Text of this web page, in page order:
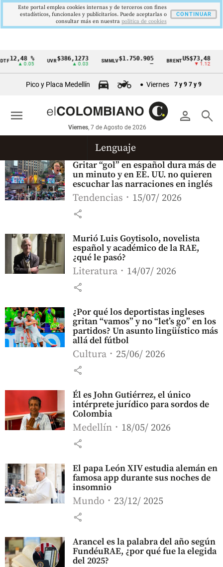
Cintillo
económicos
Colombia
12,48 %
▲ 0.05
UVR$386,1273
▲ 0.03
SMMLV $1.750.905 BRENTUS$73,48
▼ 1.12
Pico y Placa Medellín Viernes 7 y 9 7 y 9
person search
Viernes, 7 de Agosto de 2026
menu
Lenguaje
Gritar “gol” en español dura más de
un minuto y en EE. UU. no quieren
escuchar las narraciones en inglés
Tendencias 15/07/ 2026
share
Murió Luis Goytisolo, novelista
español y académico de la RAE,
¿qué le pasó?
Literatura 14/07/ 2026
share
¿Por qué los deportistas ingleses
gritan “vamos” y no “let’s go” en los
partidos? Un asunto lingüístico más
allá del fútbol
Cultura 25/06/ 2026
share
Él es John Gutiérrez, el único
intérprete jurídico para sordos de
Colombia
Medellín 18/05/ 2026
share
El papa León XIV estudia alemán en
famosa app durante sus noches de
insomnio
Mundo 23/12/ 2025
share
Arancel es la palabra del año según
FundéuRAE, ¿por qué fue la elegida
del 2025?
Este portal emplea cookies internas y de terceros con fines
estadísticos, funcionales y publicitarios. Puede aceptarlas o
consultar más en nuestra politica de cookies
CONTINUAR